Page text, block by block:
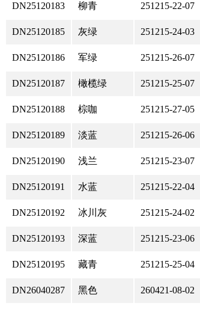
DN25120183 柳青 251215-22-07
DN25120185 灰绿 251215-24-03
DN25120186 军绿 251215-26-07
DN25120187 橄榄绿 251215-25-07
DN25120188 棕咖 251215-27-05
DN25120189 淡蓝 251215-26-06
DN25120190 浅兰 251215-23-07
DN25120191 水蓝 251215-22-04
DN25120192 冰川灰 251215-24-02
DN25120193 深蓝 251215-23-06
DN25120195 藏青 251215-25-04
DN26040287 黑色 260421-08-02